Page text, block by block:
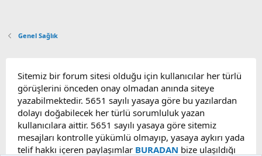
Genel Sağlık
Sitemiz bir forum sitesi olduğu için kullanıcılar her türlü
görüşlerini önceden onay olmadan anında siteye
yazabilmektedir. 5651 sayılı yasaya göre bu yazılardan
dolayı doğabilecek her türlü sorumluluk yazan
kullanıcılara aittir. 5651 sayılı yasaya göre sitemiz
mesajları kontrolle yükümlü olmayıp, yasaya aykırı yada
telif hakkı içeren paylaşımlar BURADAN bize ulaşıldığı